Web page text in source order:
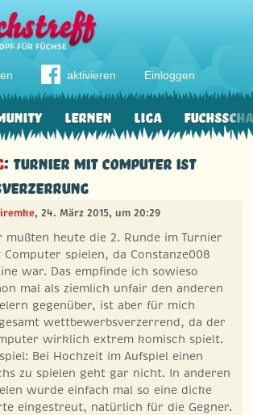
aktivieren Einloggen
Lernen Liga
: Turnier mit Computer ist
, 24. März 2015, um 20:29
mußten heute die 2. Runde im Turnier
Computer spielen, da Constanze008
war. Das empfinde ich sowieso
mal als ziemlich unfair den anderen
gegenüber, ist aber für mich
wettbewerbsverzerrend, da der
wirklich extrem komisch spielt.
Bei Hochzeit im Aufspiel einen
zu spielen geht gar nicht. In anderen
wurde einfach mal so eine dicke
eingestreut, natürlich für die Gegner.